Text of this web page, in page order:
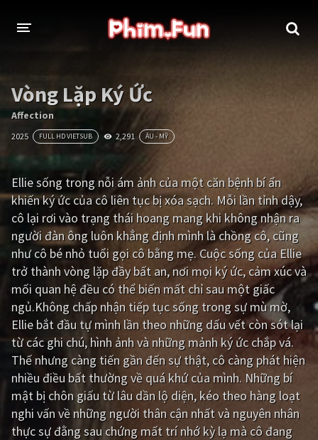
THỂ LOẠI
Thần thoại - Cổ trang
Tâm lý Chiến tranh
Võ thuật - Kiếm hiệp
Kinh dị Tội phạm - Hình sự
Phiêu lưu Hài hước
Viễn tưởng Khoa học - Tài liệu
Hoạt hình Thể thao
Tình cảm - Lãng mạn Kỳ ảo
Giật gân Gia đình
Bí ẩn Lịch sử
Viễn Tây Tiểu sử
GameShow DramaTV
Vòng Lặp Ký Ức
Affection
2025 FULL HD VIETSUB 2,291 ÂU - MỸ
Ellie sống trong nỗi ám ảnh của một căn bệnh bí ẩn
khiến ký ức của cô liên tục bị xóa sạch. Mỗi lần tỉnh dậy,
cô lại rơi vào trạng thái hoang mang khi không nhận ra
người đàn ông luôn khẳng định mình là chồng cô, cũng
như cô bé nhỏ tuổi gọi cô bằng mẹ. Cuộc sống của Ellie
trở thành vòng lặp đầy bất an, nơi mọi ký ức, cảm xúc và
mối quan hệ đều có thể biến mất chỉ sau một giấc
ngủ.Không chấp nhận tiếp tục sống trong sự mù mờ,
Ellie bắt đầu tự mình lần theo những dấu vết còn sót lại
từ các ghi chú, hình ảnh và những mảnh ký ức chắp vá.
Thế nhưng càng tiến gần đến sự thật, cô càng phát hiện
nhiều điều bất thường về quá khứ của mình. Những bí
mật bị chôn giấu từ lâu dần lộ diện, kéo theo hàng loạt
nghi vấn về những người thân cận nhất và nguyên nhân
thực sự đằng sau chứng mất trí nhớ kỳ lạ mà cô đang